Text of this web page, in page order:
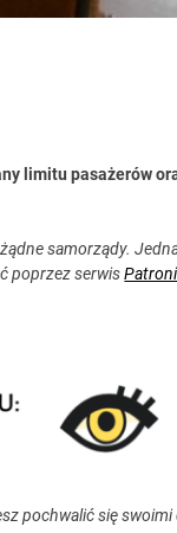
limitu pasażerów
samorządy.
poprzez serwis
pochwalić się swoimi